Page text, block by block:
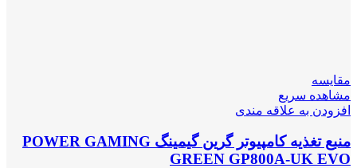
مقایسه
مشاهده سریع
افزودن به علاقه مندی
منبع تغذیه کامپیوتر گرین گیمینگ POWER GAMING
GREEN GP800A-UK EVO